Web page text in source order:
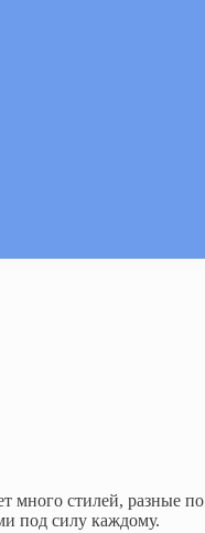
много стилей, разные по
под силу каждому.